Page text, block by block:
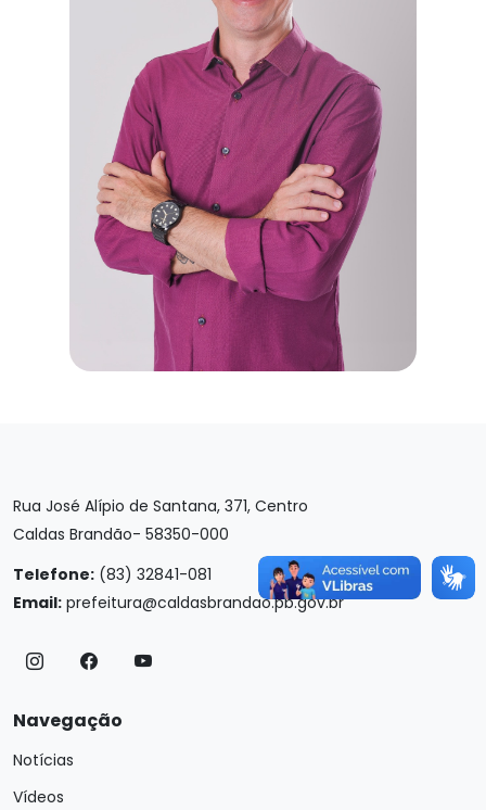
Rua José Alípio de Santana, 371, Centro
Caldas Brandão- 58350-000
Telefone: (83) 32841-081
Email: prefeitura@caldasbrandao.pb.gov.br
Navegação
Notícias
Vídeos